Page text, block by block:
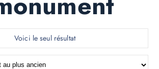
Voici le seul résultat